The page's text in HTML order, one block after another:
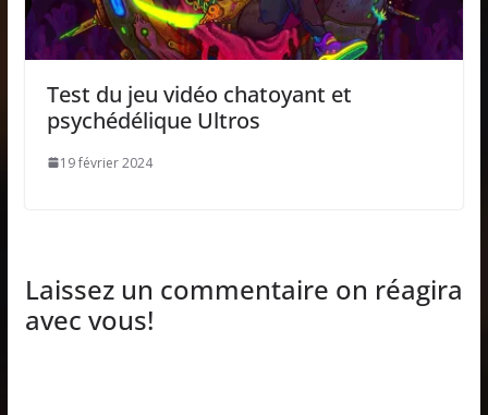
Test du jeu vidéo chatoyant et
psychédélique Ultros
19 février 2024
Laissez un commentaire on réagira
avec vous!